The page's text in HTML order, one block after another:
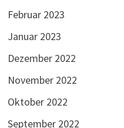
Februar 2023
Januar 2023
Dezember 2022
November 2022
Oktober 2022
September 2022